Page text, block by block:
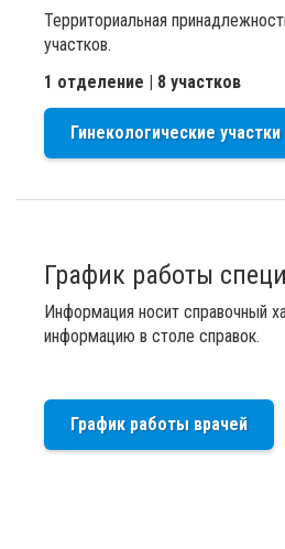
Территориальная
участков.
1 отделение | 8 участков
Гинекологические участки
График работы
Информация носит справочный
информацию в столе справок.
График работы врачей